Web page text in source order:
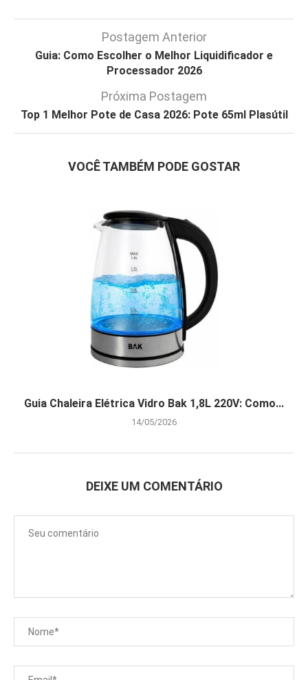
Postagem Anterior
Guia: Como Escolher o Melhor Liquidificador e
Processador 2026
Próxima Postagem
Top 1 Melhor Pote de Casa 2026: Pote 65ml Plasútil
VOCÊ TAMBÉM PODE GOSTAR
Guia Chaleira Elétrica Vidro Bak 1,8L 220V: Como...
14/05/2026
DEIXE UM COMENTÁRIO